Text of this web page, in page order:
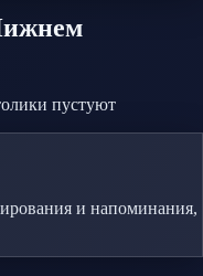
пустуют
и напоминания,